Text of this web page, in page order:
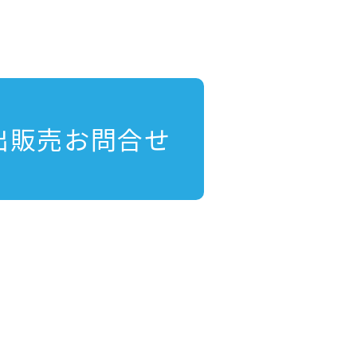
販売お問合せ